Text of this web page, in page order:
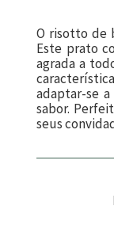
O risotto de
Este prato
agrada a
adaptar-se
sabor.
seus